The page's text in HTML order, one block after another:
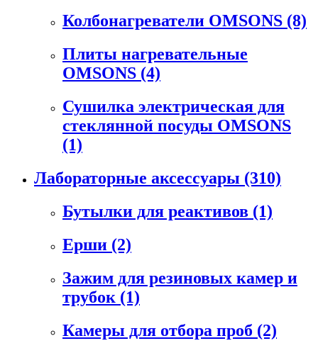
Колбонагреватели OMSONS (8)
Плиты нагревательные
OMSONS (4)
Сушилка электрическая для
стеклянной посуды OMSONS
(1)
Лабораторные аксессуары (310)
Бутылки для реактивов (1)
Ерши (2)
Зажим для резиновых камер и
трубок (1)
Камеры для отбора проб (2)